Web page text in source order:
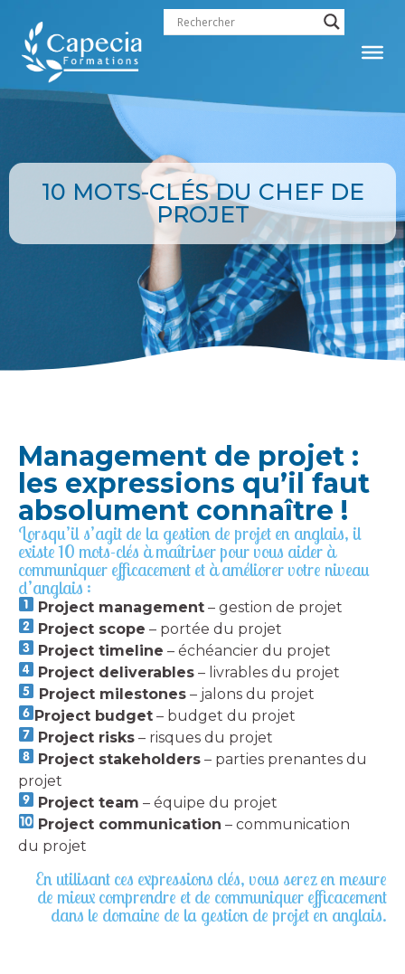
10 MOTS-CLÉS DU CHEF DE
PROJET
Management de projet :
les expressions qu’il faut
absolument connaître !
Lorsqu’il s’agit de la gestion de projet en anglais, il
existe 10 mots-clés à maîtriser pour vous aider à
communiquer efficacement et à améliorer votre niveau
d’anglais :
Project management – gestion de projet
Project scope – portée du projet
Project timeline – échéancier du projet
Project deliverables – livrables du projet
Project milestones – jalons du projet
Project budget – budget du projet
Project risks – risques du projet
Project stakeholders – parties prenantes du
projet
Project team – équipe du projet
Project communication – communication
du projet
En utilisant ces expressions clés, vous serez en mesure
de mieux comprendre et de communiquer efficacement
dans le domaine de la gestion de projet en anglais.